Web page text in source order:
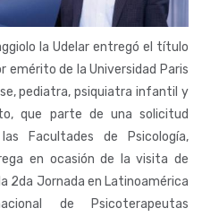
la Udelar entregó el título
emérito de la Universidad Paris
pediatra, psiquiatra infantil y
que parte de una solicitud
Facultades de Psicología,
en ocasión de la visita de
2da Jornada en Latinoamérica
de Psicoterapeutas